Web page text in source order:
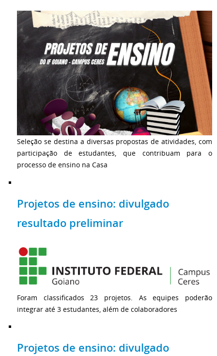
Seleção se destina a diversas propostas de atividades, com
participação de estudantes, que contribuam para o
processo de ensino na Casa
Projetos de ensino: divulgado
resultado preliminar
Foram classificados 23 projetos. As equipes poderão
integrar até 3 estudantes, além de colaboradores
Projetos de ensino: divulgado